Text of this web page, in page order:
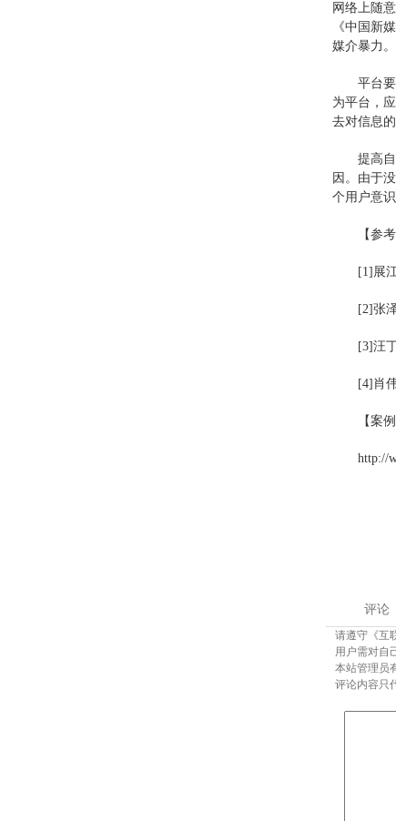
网络上随
《中国新
媒介暴力。
平台
为平台，
去对信息
提高
因。由于
个用户意
【参
[1]展
[2]张
[3]汪
[4]肖
【案
http://
评论
请遵守《互
用户需对自
本站管理员
评论内容只